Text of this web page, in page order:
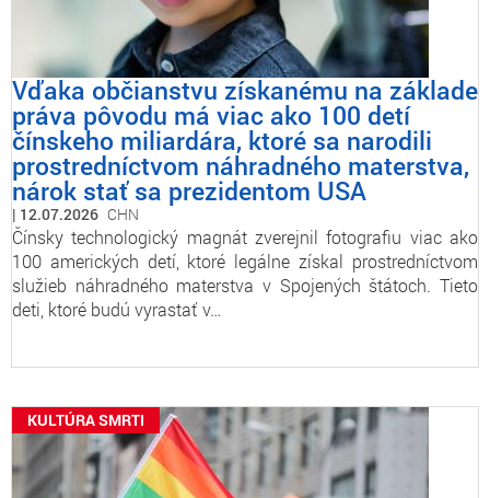
Vďaka občianstvu získanému na základe
práva pôvodu má viac ako 100 detí
čínskeho miliardára, ktoré sa narodili
prostredníctvom náhradného materstva,
nárok stať sa prezidentom USA
12.07.2026 CHN
Čínsky technologický magnát zverejnil fotografiu viac ako
100 amerických detí, ktoré legálne získal prostredníctvom
služieb náhradného materstva v Spojených štátoch. Tieto
deti, ktoré budú vyrastať v…
KULTÚRA SMRTI